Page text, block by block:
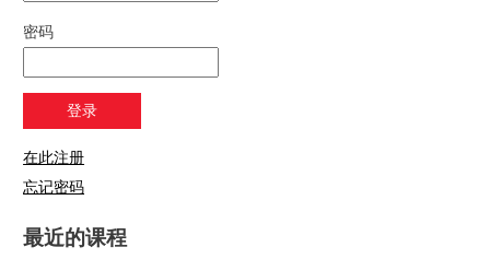
密码
在此注册
忘记密码
最近的课程